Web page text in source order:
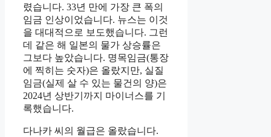
렸습니다. 33년 만에 가장 큰 폭의
임금 인상이었습니다. 뉴스는 이것
을 대대적으로 보도했습니다. 그런
데 같은 해 일본의 물가 상승률은
그보다 높았습니다. 명목임금(통장
에 찍히는 숫자)은 올랐지만, 실질
임금(실제 살 수 있는 물건의 양)은
2024년 상반기까지 마이너스를 기
록했습니다.
다나카 씨의 월급은 올랐습니다.